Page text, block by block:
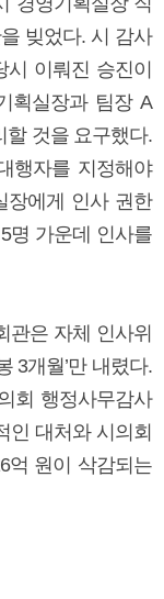
빚었다. 시 감사
시 이뤄진 승진이
획실장과 팀장 A
할 것을 요구했다.
행자를 지정해야
장에게 인사 권한
명 가운데 인사를
관은 자체 인사위
3개월’만 내렸다.
회 행정사무감사
인 대처와 시의회
억 원이 삭감되는